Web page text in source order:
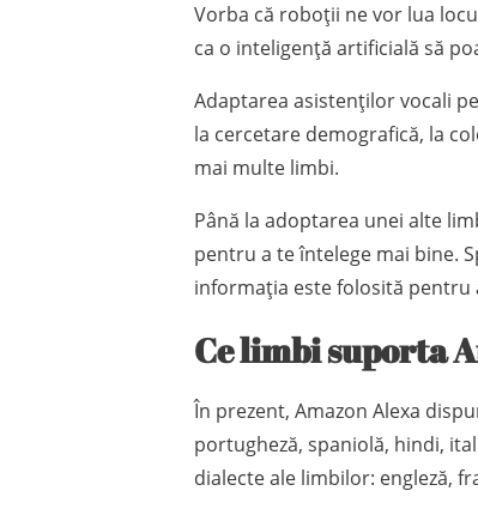
Vorba că roboții ne vor lua
ca o inteligență artificială să
Adaptarea asistenților vocali
la cercetare demografică, la
mai multe limbi.
Până la adoptarea unei alte
pentru a te întelege mai bine.
informația este folosită
Ce limbi suporta
În prezent, Amazon Alexa
portugheză, spaniolă, hindi,
dialecte ale limbilor: engleză,